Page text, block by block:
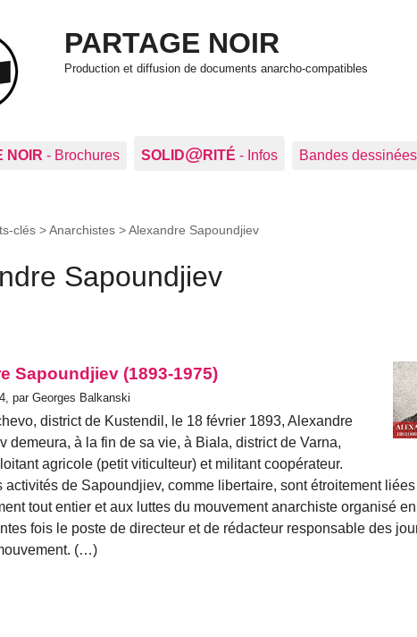
PARTAGE NOIR
Production et diffusion de documents anarcho-compatibles
NOIR - Brochures SOLID@RITÉ - Infos Bandes dessinées
clés > Anarchistes >Alexandre Sapoundjiev
Sapoundjiev
Sapoundjiev (1893-1975)
par Georges Balkanski
district de Kustendil, le 18 février 1893, Alexandre
demeura, à la fin de sa vie, à Biala, district de Varna,
agricole (petit viticulteur) et militant coopérateur.
activités de Sapoundjiev, comme libertaire, sont étroitement
tout entier et aux luttes du mouvement anarchiste organisé en
fois le poste de directeur et de rédacteur responsable des
(…)